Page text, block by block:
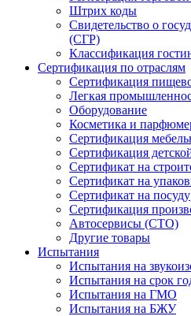
Штрих коды
Свидетельство о
(СГР)
Классификация
Сертификация по отраслям
Сертификация
Легкая
Оборудование
Косметика и
Сертификация
Сертификация
Сертификат на
Сертификат на
Сертификат на посуду
Сертификация
Автосервисы (СТО)
Другие товары
Испытания
Испытания на
Испытания на срок
Испытания на ГМО
Испытания на БЖУ